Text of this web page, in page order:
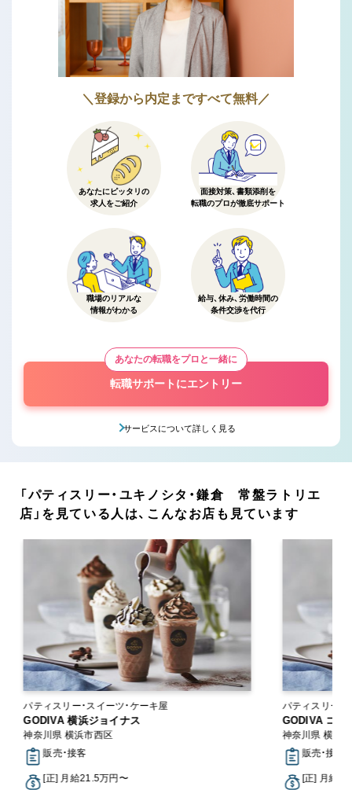
＼登録から内定まですべて無料／
あなたにピッタリの
求人をご紹介
面接対策、書類添削を
転職のプロが徹底サポート
職場のリアルな
情報がわかる
給与、休み、労働時間の
条件交渉を代行
あなたの転職をプロと一緒に
転職サポートにエントリー
サービスについて詳しく見る
「パティスリー・ユキノシタ・鎌倉 常盤ラトリエ
店」を見ている人は、こんなお店も見ています
パティスリー・スイーツ・ケーキ屋
GODIVA 横浜ジョイナス
神奈川県 横浜市西区
販売・接客
[正] 月給21.5万円〜
パティスリー・
GODIVA コー
神奈川県 横須
販売・接客
[正] 月給